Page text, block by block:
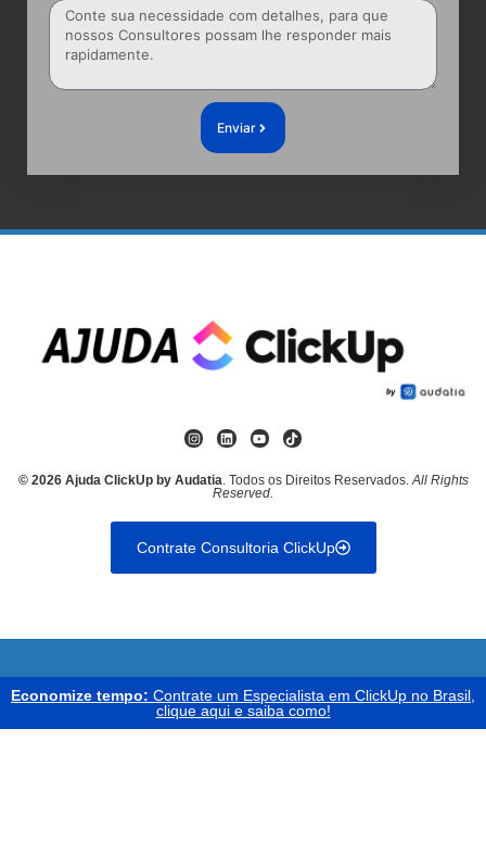
Enviar
© 2026 Ajuda ClickUp by Audatia . Todos os Direitos Reservados. All Rights
Reserved.
Contrate Consultoria ClickUp
Economize tempo: Contrate um Especialista em ClickUp no Brasil,
clique aqui e saiba como!